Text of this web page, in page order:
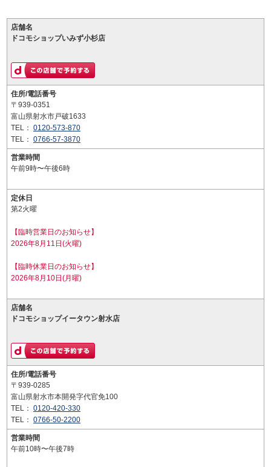
店舗名
ドコモショップいみず小杉店
住所/電話番号
〒939-0351
富山県射水市戸破1633
TEL： 0120-573-870
TEL： 0766-57-3870
営業時間
午前9時〜午後6時
定休日
第2火曜
【臨時営業日のお知らせ】
2026年8月11日(火曜)
【臨時休業日のお知らせ】
2026年8月10日(月曜)
店舗名
ドコモショップイータウン射水店
住所/電話番号
〒939-0285
富山県射水市本開発字代官免100
TEL： 0120-420-330
TEL： 0766-50-2200
営業時間
午前10時〜午後7時